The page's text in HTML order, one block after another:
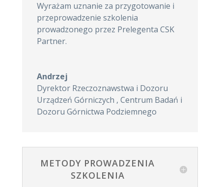
Wyrażam uznanie za przygotowanie i
przeprowadzenie szkolenia
prowadzonego przez Prelegenta CSK
Partner.
Andrzej
Dyrektor Rzeczoznawstwa i Dozoru
Urządzeń Górniczych , Centrum Badań i
Dozoru Górnictwa Podziemnego
METODY PROWADZENIA
SZKOLENIA